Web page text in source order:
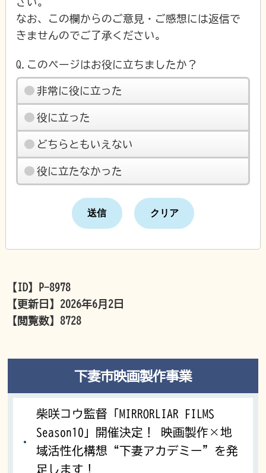
なお、この欄からのご意見・ご感想には返信で
きませんのでご了承ください。
Q.このページはお役に立ちましたか？
非常に役に立った
役に立った
どちらともいえない
役に立たなかった
【ID】
P-8978
【更新日】 2026年6月2日
【閲覧数】 8728
下妻市映画製作事業
柴咲コウ監督「MIRRORLIAR FILMS
Season10」開催決定！ 映画製作×地
域活性化構想“下妻アカデミー”を発
足します！